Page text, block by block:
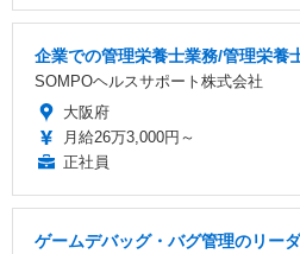
企業での管理栄養士業務/管理栄養
SOMPOヘルスサポート株式会社
大阪府
月給26万3,000円～
正社員
ゲームデバッグ・バグ管理のリー